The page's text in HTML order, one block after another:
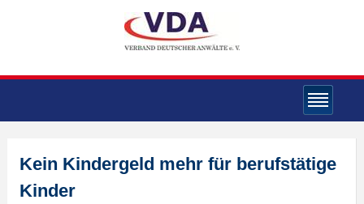
Kein Kindergeld mehr für berufstätige
Kinder